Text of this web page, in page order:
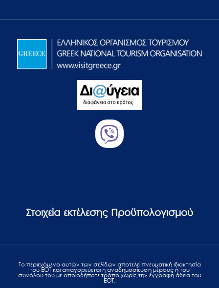
Στοιχεία εκτέλεσης Προϋπολογισμού
Το περιεχόμενο αυτών των σελίδων αποτελεί πvευματική ιδιοκτησία
του ΕΟΤ και απαγορεύεται η αναδημοσίευση μέρους ή του
συνόλου του με οποιοδήποτε τρόπο χωρίς την έγγραφη άδεια του
ΕΟΤ.